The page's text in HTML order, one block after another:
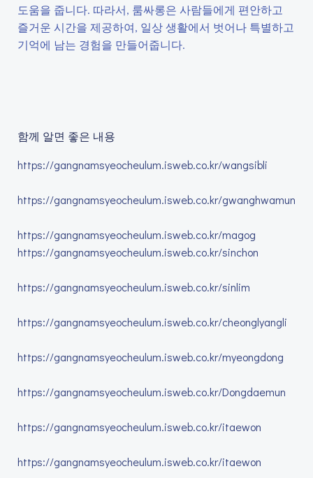
도움을 줍니다. 따라서, 룸싸롱은 사람들에게 편안하고
즐거운 시간을 제공하여, 일상 생활에서 벗어나 특별하고
기억에 남는 경험을 만들어줍니다.
함께 알면 좋은 내용
https://gangnamsyeocheulum.isweb.co.kr/wangsibli
https://gangnamsyeocheulum.isweb.co.kr/gwanghwamun
https://gangnamsyeocheulum.isweb.co.kr/magog
https://gangnamsyeocheulum.isweb.co.kr/sinchon
https://gangnamsyeocheulum.isweb.co.kr/sinlim
https://gangnamsyeocheulum.isweb.co.kr/cheonglyangli
https://gangnamsyeocheulum.isweb.co.kr/myeongdong
https://gangnamsyeocheulum.isweb.co.kr/Dongdaemun
https://gangnamsyeocheulum.isweb.co.kr/itaewon
https://gangnamsyeocheulum.isweb.co.kr/itaewon